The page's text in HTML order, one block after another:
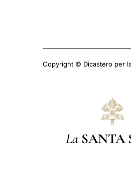
Copyright © Dicastero per
La SANTA